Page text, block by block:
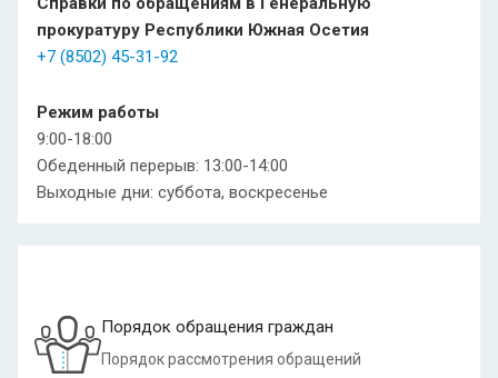
прокуратуру Республики Южная Осетия
+7 (8502) 45-31-92
Режим работы
9:00-18:00
Обеденный перерыв: 13:00-14:00
Выходные дни: суббота, воскресенье
Порядок обращения граждан
Порядок рассмотрения обращений